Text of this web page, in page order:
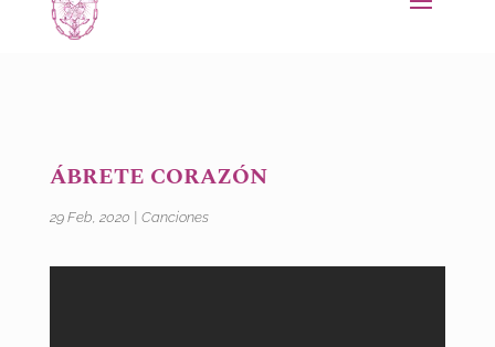
ÁBRETE CORAZÓN
29 Feb, 2020 Canciones